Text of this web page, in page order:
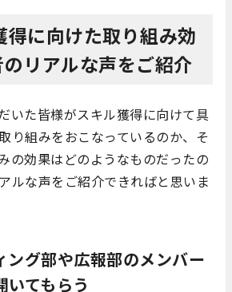
に向けた取り組み効
リアルな声をご紹介
いた皆様がスキル獲得に向けて具
り組みをおこなっているのか、そ
の効果はどのようなものだったの
ルな声をご紹介できればと思いま
グ部や広報部のメンバー
いてもらう